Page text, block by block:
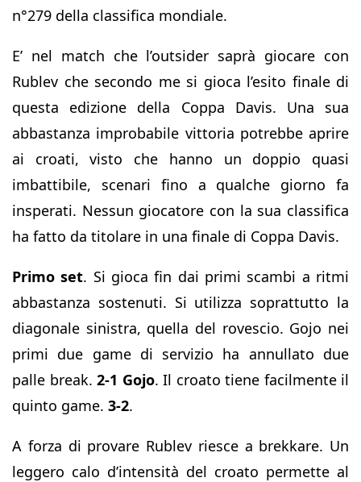
n°279 della classifica mondiale.
E’ nel match che l’outsider saprà giocare con
Rublev che secondo me si gioca l’esito finale di
questa edizione della Coppa Davis. Una sua
abbastanza improbabile vittoria potrebbe aprire
ai croati, visto che hanno un doppio quasi
imbattibile, scenari fino a qualche giorno fa
insperati. Nessun giocatore con la sua classifica
ha fatto da titolare in una finale di Coppa Davis.
Primo set. Si gioca fin dai primi scambi a ritmi
abbastanza sostenuti. Si utilizza soprattutto la
diagonale sinistra, quella del rovescio. Gojo nei
primi due game di servizio ha annullato due
palle break. 2-1 Gojo. Il croato tiene facilmente il
quinto game. 3-2.
A forza di provare Rublev riesce a brekkare. Un
leggero calo d’intensità del croato permette al